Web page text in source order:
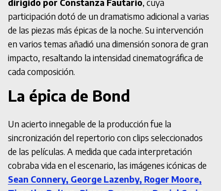
dirigido por Constanza Fautario, cuya
participación dotó de un dramatismo adicional a varias
de las piezas más épicas de la noche. Su intervención
en varios temas añadió una dimensión sonora de gran
impacto, resaltando la intensidad cinematográfica de
cada composición.
La épica de Bond
Un acierto innegable de la producción fue la
sincronización del repertorio con clips seleccionados
de las películas. A medida que cada interpretación
cobraba vida en el escenario, las imágenes icónicas de
Sean Connery, George Lazenby, Roger Moore,